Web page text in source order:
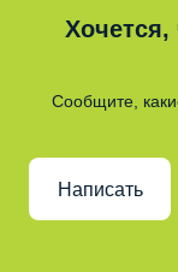
Хочется,
Сообщите,
Написать